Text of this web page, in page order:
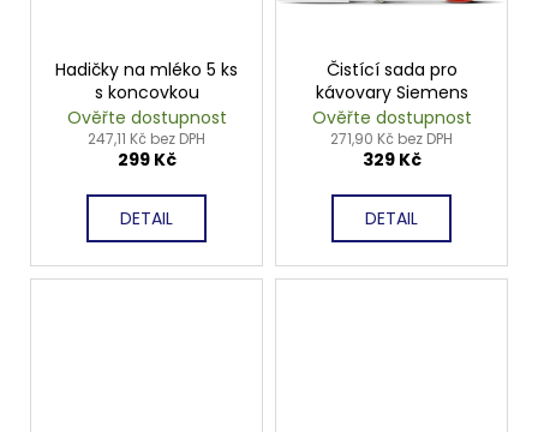
Hadičky na mléko 5 ks
s koncovkou
Ověřte dostupnost
247,11 Kč bez DPH
299 Kč
DETAIL
Čistící sada pro
kávovary Siemens
Ověřte dostupnost
271,90 Kč bez DPH
329 Kč
DETAIL